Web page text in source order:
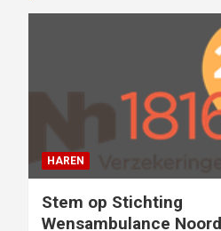
HAREN
Stem op Stichting
Wensambulance